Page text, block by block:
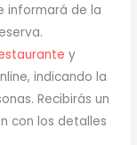
informará de la
y
indicando la
Recibirás un
con los detalles